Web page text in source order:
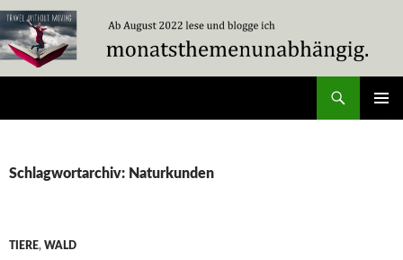
Zum
Inhalt
springen
Schlagwortarchiv: Naturkunden
TIERE, WALD